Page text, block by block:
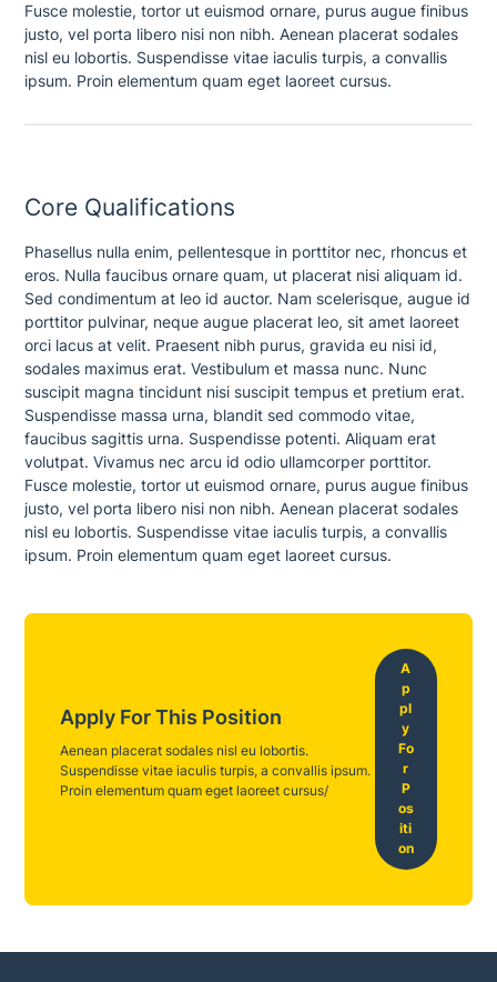
Fusce molestie, tortor ut euismod ornare, purus augue finibus
justo, vel porta libero nisi non nibh. Aenean placerat sodales
nisl eu lobortis. Suspendisse vitae iaculis turpis, a convallis
ipsum. Proin elementum quam eget laoreet cursus.
Core Qualifications
Phasellus nulla enim, pellentesque in porttitor nec, rhoncus et
eros. Nulla faucibus ornare quam, ut placerat nisi aliquam id.
Sed condimentum at leo id auctor. Nam scelerisque, augue id
porttitor pulvinar, neque augue placerat leo, sit amet laoreet
orci lacus at velit. Praesent nibh purus, gravida eu nisi id,
sodales maximus erat. Vestibulum et massa nunc. Nunc
suscipit magna tincidunt nisi suscipit tempus et pretium erat.
Suspendisse massa urna, blandit sed commodo vitae,
faucibus sagittis urna. Suspendisse potenti. Aliquam erat
volutpat. Vivamus nec arcu id odio ullamcorper porttitor.
Fusce molestie, tortor ut euismod ornare, purus augue finibus
justo, vel porta libero nisi non nibh. Aenean placerat sodales
nisl eu lobortis. Suspendisse vitae iaculis turpis, a convallis
ipsum. Proin elementum quam eget laoreet cursus.
Apply For This Position
Aenean placerat sodales nisl eu lobortis.
Suspendisse vitae iaculis turpis, a convallis ipsum.
Proin elementum quam eget laoreet cursus/
A
p
pl
y
Fo
r
P
os
iti
on